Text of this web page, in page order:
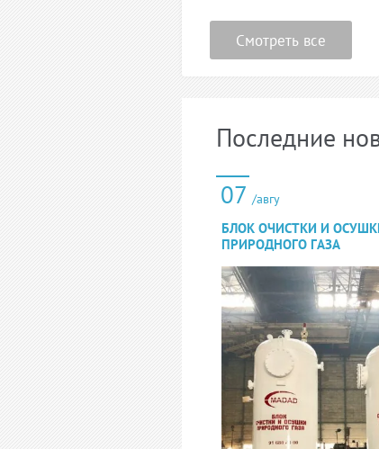
Смотреть все
Последние
07 /авгу
БЛОК ОЧИСТКИ И
ПРИРОДНОГО ГАЗА